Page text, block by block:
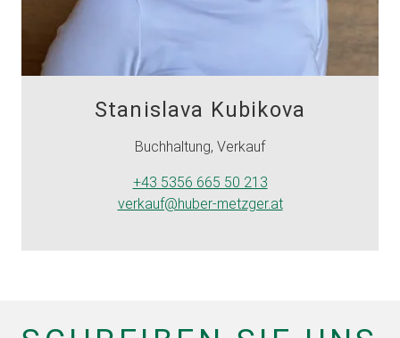
Stanislava Kubikova
Buchhaltung, Verkauf
+43 5356 665 50 213
verkauf@huber-metzger.at